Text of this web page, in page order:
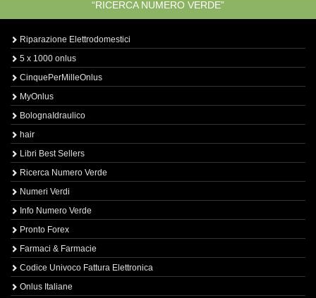
“RICERCA NUMERO VERDE”
Riparazione Elettrodomestici
5 x 1000 onlus
CinquePerMilleOnlus
MyOnlus
BolognaIdraulico
hair
Libri Best Sellers
Ricerca Numero Verde
Numeri Verdi
Info Numero Verde
Pronto Forex
Farmaci & Farmacie
Codice Univoco Fattura Elettronica
Onlus Italiane